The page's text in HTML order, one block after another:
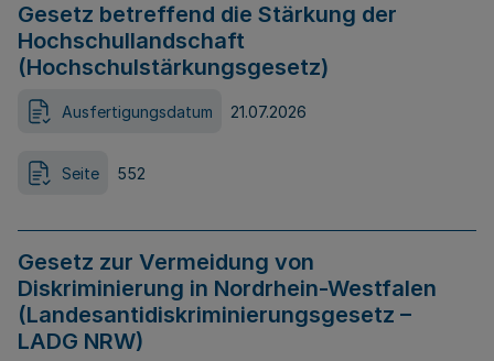
Gesetz betreffend die Stärkung der
Hochschullandschaft
(Hochschulstärkungsgesetz)
Ausfertigungsdatum 21.07.2026
Seite 552
Gesetz zur Vermeidung von
Diskriminierung in Nordrhein-Westfalen
(Landesantidiskriminierungsgesetz –
LADG NRW)